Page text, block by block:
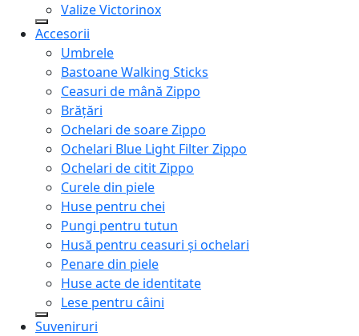
Valize Victorinox
Accesorii
Umbrele
Bastoane Walking Sticks
Ceasuri de mână Zippo
Brățări
Ochelari de soare Zippo
Ochelari Blue Light Filter Zippo
Ochelari de citit Zippo
Curele din piele
Huse pentru chei
Pungi pentru tutun
Husă pentru ceasuri și ochelari
Penare din piele
Huse acte de identitate
Lese pentru câini
Suveniruri